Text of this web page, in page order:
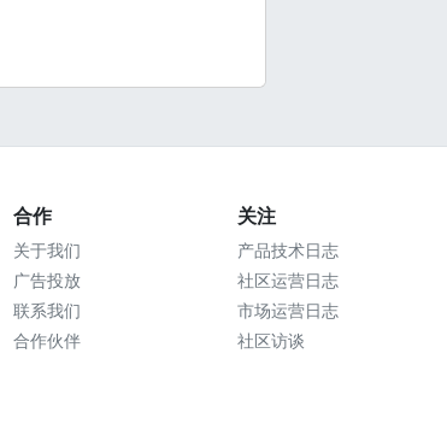
合作
关于我们
广告投放
联系我们
合作伙伴
关注
产品技术日志
社区运营日志
市场运营日志
社区访谈